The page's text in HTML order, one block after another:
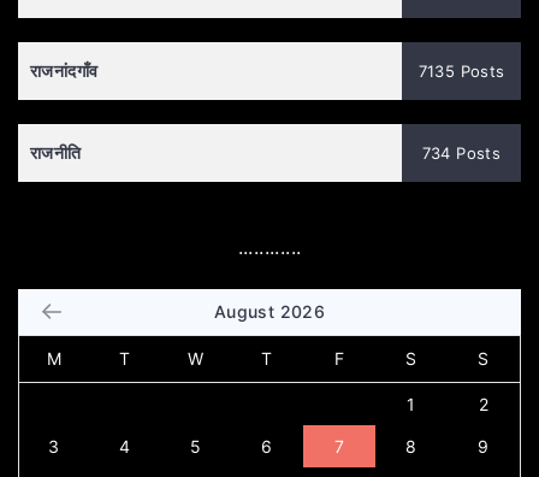
राजनांदगाँव 7135 Posts
राजनीति 734 Posts
............
August 2026
M T W T F S S
1 2
3 4 5 6 7 8 9